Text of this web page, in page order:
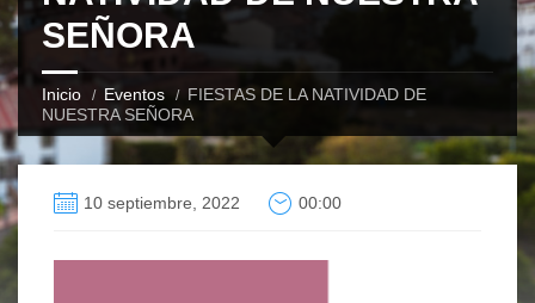
SEÑORA
Inicio Eventos
FIESTAS DE LA NATIVIDAD DE
NUESTRA SEÑORA
10 septiembre, 2022 00:00